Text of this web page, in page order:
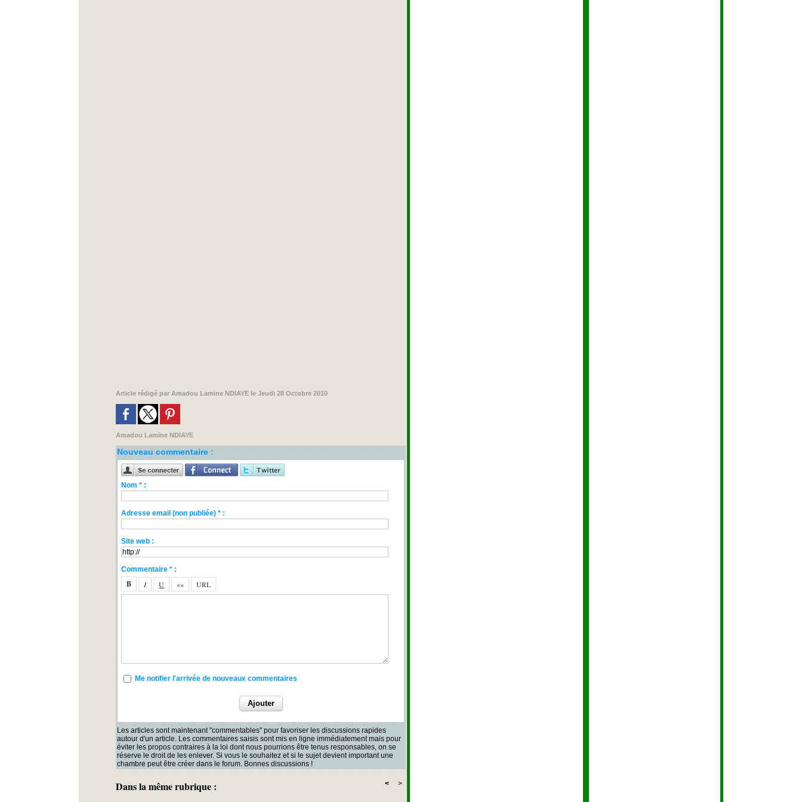
Article rédigé par Amadou Lamine NDIAYE le Jeudi 28 Octobre 2010
Amadou Lamine NDIAYE
Nouveau commentaire :
Nom * :
Adresse email (non publiée) * :
Site web :
Commentaire * :
Me notifier l'arrivée de nouveaux commentaires
Les articles sont maintenant "commentables" pour favoriser les discussions rapides
autour d'un article. Les commentaires saisis sont mis en ligne immédiatement mais pour
éviter les propos contraires à la loi dont nous pourrions être tenus responsables, on se
réserve le droit de les enlever. Si vous le souhaitez et si le sujet devient important une
chambre peut être créer dans le forum. Bonnes discussions !
Dans la même rubrique : < >